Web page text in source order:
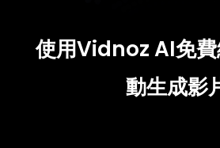
使用Vidnoz AI免費
動生成影